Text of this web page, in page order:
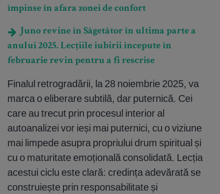
împinse în afara zonei de confort
Juno revine în Săgetător în ultima parte a
anului 2025. Lecțiile iubirii începute în
februarie revin pentru a fi rescrise
Finalul retrogradării, la 28 noiembrie 2025, va
marca o eliberare subtilă, dar puternică. Cei
care au trecut prin procesul interior al
autoanalizei vor ieși mai puternici, cu o viziune
mai limpede asupra propriului drum spiritual și
cu o maturitate emoțională consolidată. Lecția
acestui ciclu este clară: credința adevărată se
construiește prin responsabilitate și